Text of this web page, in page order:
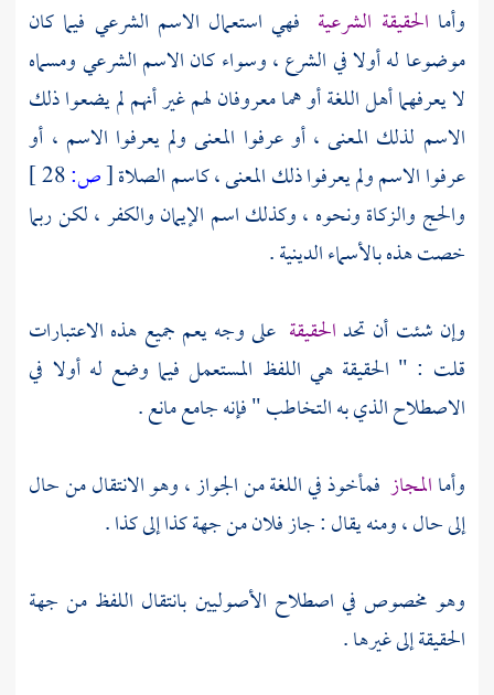
وأما الحقيقة الشرعية فهي استعمال الاسم الشرعي فيما كان
موضوعا له أولا في الشرع ، وسواء كان الاسم الشرعي ومسماه
لا يعرفهما أهل اللغة أو هما معروفان لهم غير أنهم لم يضعوا ذلك
الاسم لذلك المعنى ، أو عرفوا المعنى ولم يعرفوا الاسم ، أو
عرفوا الاسم ولم يعرفوا ذلك المعنى ، كاسم الصلاة[ص:
والحج والزكاة ونحوه ، وكذلك اسم الإيمان والكفر ، لكن ربما
خصت هذه بالأسماء الدينية .
وإن شئت أن تحدالحقيقة على وجه يعم جميع هذه الاعتبارات
قلت : " الحقيقة هي اللفظ المستعمل فيما وضع له أولا في
الاصطلاح الذي به التخاطب " فإنه جامع مانع .
وأماالمجاز فمأخوذ في اللغة من الجواز ، وهو الانتقال من حال
إلى حال ، ومنه يقال : جاز فلان من جهة كذا إلى كذا .
وهو مخصوص في اصطلاح الأصوليين بانتقال اللفظ من جهة
الحقيقة إلى غيرها .